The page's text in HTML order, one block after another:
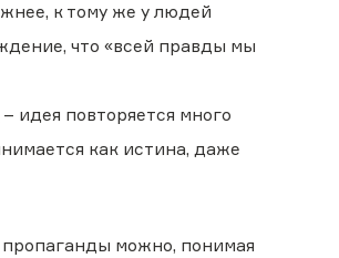
к тому же у людей
что «всей правды мы
– идея повторяется много
как истина, даже
можно, понимая